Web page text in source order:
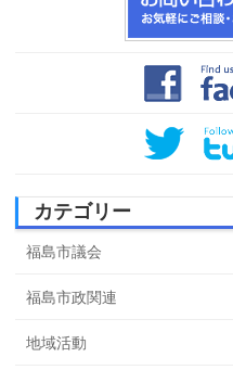
カテゴリー
福島市議会
福島市政関連
地域活動